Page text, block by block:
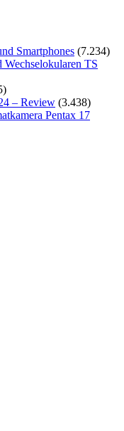
Smartphones (7.234)
TS
– Review (3.438)
Pentax 17